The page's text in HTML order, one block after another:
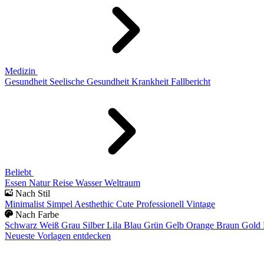
Medizin
Gesundheit Seelische Gesundheit Krankheit Fallbericht
Beliebt
Essen Natur Reise Wasser Weltraum
Nach Stil
Minimalist Simpel Aesthethic Cute Professionell Vintage
Nach Farbe
Schwarz Weiß Grau Silber Lila Blau Grün Gelb Orange Braun Gold
Neueste Vorlagen entdecken